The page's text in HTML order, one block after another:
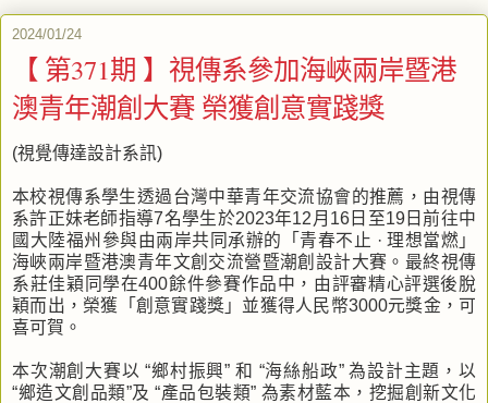
2024/01/24
【 第371期 】視傳系參加海峽兩岸暨港
澳青年潮創大賽 榮獲創意實踐獎
(視覺傳達設計系訊)
本校視傳系學生透過台灣中華青年交流協會的推薦，由視傳
系許正妹老師指導7名學生於2023年12月16日至19日前往中
國大陸福州參與由兩岸共同承辦的「青春不止 · 理想當燃」
海峽兩岸暨港澳青年文創交流營暨潮創設計大賽。最終視傳
系莊佳穎同學在400餘件參賽作品中，由評審精心評選後脫
穎而出，榮獲「創意實踐獎」並獲得人民幣3000元獎金，可
喜可賀。
本次潮創大賽以 “鄉村振興” 和 “海絲船政” 為設計主題，以
“鄉造文創品類”及 “產品包裝類” 為素材藍本，挖掘創新文化